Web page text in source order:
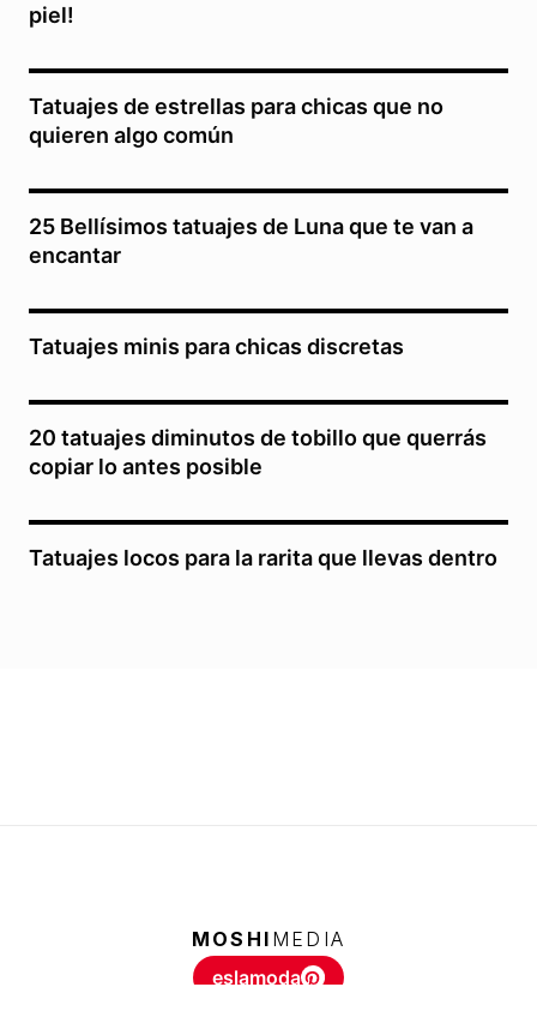
piel!
Tatuajes de estrellas para chicas que no
quieren algo común
25 Bellísimos tatuajes de Luna que te van a
encantar
Tatuajes minis para chicas discretas
20 tatuajes diminutos de tobillo que querrás
copiar lo antes posible
Tatuajes locos para la rarita que llevas dentro
MOSHI MEDIA
eslamoda